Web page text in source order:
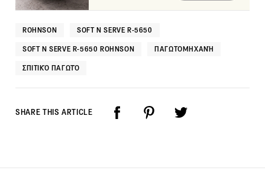
ROHNSON SOFT N SERVE R-5650
SOFT N SERVE R-5650 ROHNSON ΠΑΓΩΤΟΜΗΧΑΝΉ
ΣΠΙΤΙΚΌ ΠΑΓΩΤΌ
SHARE THIS ARTICLE